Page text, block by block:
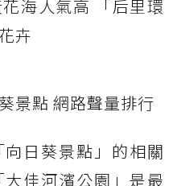
花海人氣高 「后里環
卉
景點 網路聲量排行
日葵景點」的相關
佳河濱公園」是最